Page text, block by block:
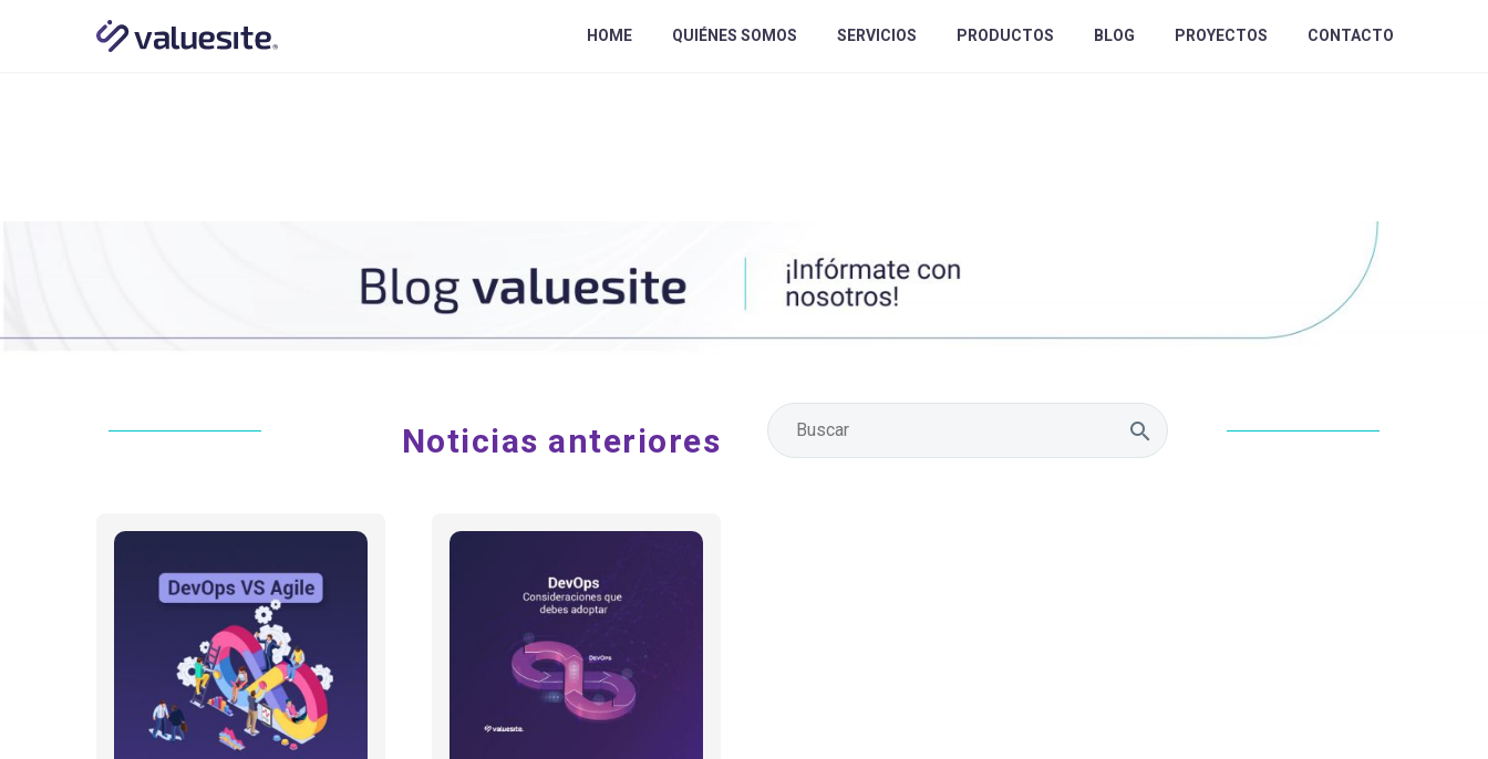
HOME QUIÉNES SOMOS SERVICIOS PRODUCTOS BLOG PROYECTOS CONTACTO
Noticias anteriores
vs
Agile:
trabajando
juntos
para
mejorar
QA
Consideraciones
debes
a
la
hora